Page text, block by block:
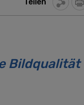
Bildqualität